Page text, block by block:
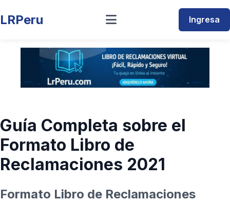
LRPeru Ingresa
Guía Completa sobre el
Formato Libro de
Reclamaciones 2021
Formato Libro de Reclamaciones